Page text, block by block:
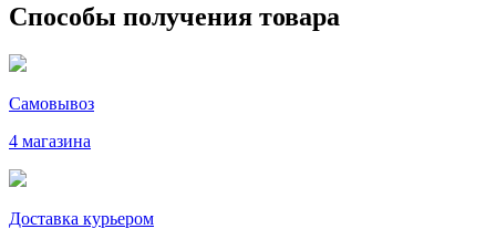
Способы получения товара
Самовывоз
4 магазина
Доставка курьером